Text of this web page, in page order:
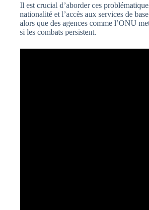
Il est crucial d’aborder ces
nationalité et l’accès aux services de
alors que des agences comme l’ONU
si les combats persistent.